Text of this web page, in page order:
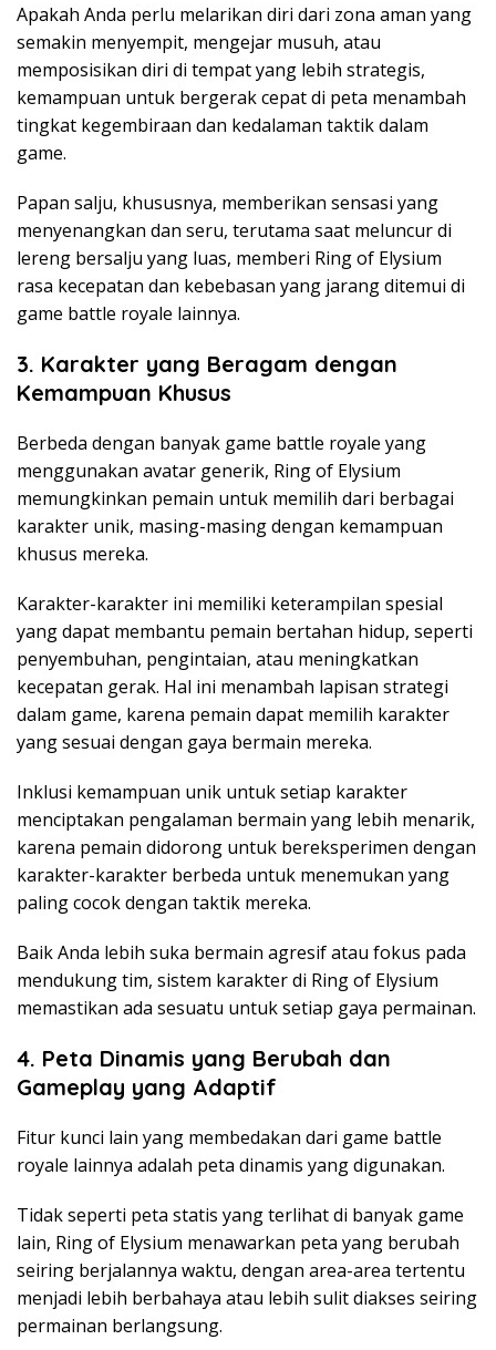
Apakah Anda perlu melarikan diri dari zona aman yang
semakin menyempit, mengejar musuh, atau
memposisikan diri di tempat yang lebih strategis,
kemampuan untuk bergerak cepat di peta menambah
tingkat kegembiraan dan kedalaman taktik dalam
game.
Papan salju, khususnya, memberikan sensasi yang
menyenangkan dan seru, terutama saat meluncur di
lereng bersalju yang luas, memberi Ring of Elysium
rasa kecepatan dan kebebasan yang jarang ditemui di
game battle royale lainnya.
3. Karakter yang Beragam dengan
Kemampuan Khusus
Berbeda dengan banyak game battle royale yang
menggunakan avatar generik, Ring of Elysium
memungkinkan pemain untuk memilih dari berbagai
karakter unik, masing-masing dengan kemampuan
khusus mereka.
Karakter-karakter ini memiliki keterampilan spesial
yang dapat membantu pemain bertahan hidup, seperti
penyembuhan, pengintaian, atau meningkatkan
kecepatan gerak. Hal ini menambah lapisan strategi
dalam game, karena pemain dapat memilih karakter
yang sesuai dengan gaya bermain mereka.
Inklusi kemampuan unik untuk setiap karakter
menciptakan pengalaman bermain yang lebih menarik,
karena pemain didorong untuk bereksperimen dengan
karakter-karakter berbeda untuk menemukan yang
paling cocok dengan taktik mereka.
Baik Anda lebih suka bermain agresif atau fokus pada
mendukung tim, sistem karakter di Ring of Elysium
memastikan ada sesuatu untuk setiap gaya permainan.
4. Peta Dinamis yang Berubah dan
Gameplay yang Adaptif
Fitur kunci lain yang membedakan dari game battle
royale lainnya adalah peta dinamis yang digunakan.
Tidak seperti peta statis yang terlihat di banyak game
lain, Ring of Elysium menawarkan peta yang berubah
seiring berjalannya waktu, dengan area-area tertentu
menjadi lebih berbahaya atau lebih sulit diakses seiring
permainan berlangsung.